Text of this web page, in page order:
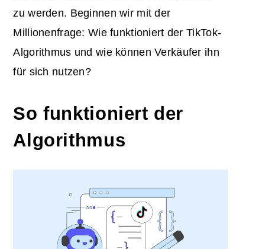
zu werden. Beginnen wir mit der
Millionenfrage: Wie funktioniert der TikTok-
Algorithmus und wie können Verkäufer ihn
für sich nutzen?
So funktioniert der
Algorithmus